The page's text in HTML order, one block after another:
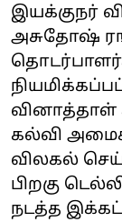
இயக்குநர்
அசுதோஷ்
வினாத்தாள்
கல்வி
விலகல்
பிறகு
நடத்த